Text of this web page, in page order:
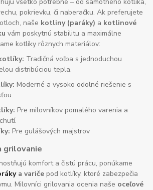
pokrievku, či naberačku. Ak preferujete
naše kotliny (paráky) a kotlinové
vám poskytnú stabilitu a maximálne
kotlíky rôznych materiálov:
Tradičná voľba s jednoduchou
distribúciou tepla.
Moderné a vysoko odolné riešenie s
Pre milovníkov pomalého varenia a
Pre gulášových majstrov
grilovanie
komfort a čistú prácu, ponúkame
a variče pod kotlíky, ktoré zabezpečia
Milovníci grilovania ocenia naše oceľové